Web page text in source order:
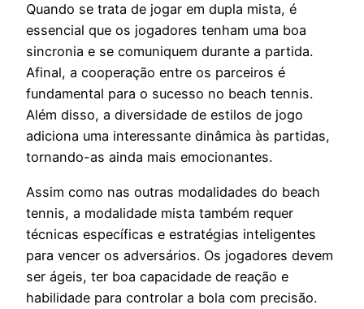
Quando se trata de jogar em dupla mista, é
essencial que os jogadores tenham uma boa
sincronia e se comuniquem durante a partida.
Afinal, a cooperação entre os parceiros é
fundamental para o sucesso no beach tennis.
Além disso, a diversidade de estilos de jogo
adiciona uma interessante dinâmica às partidas,
tornando-as ainda mais emocionantes.
Assim como nas outras modalidades do beach
tennis, a modalidade mista também requer
técnicas específicas e estratégias inteligentes
para vencer os adversários. Os jogadores devem
ser ágeis, ter boa capacidade de reação e
habilidade para controlar a bola com precisão.